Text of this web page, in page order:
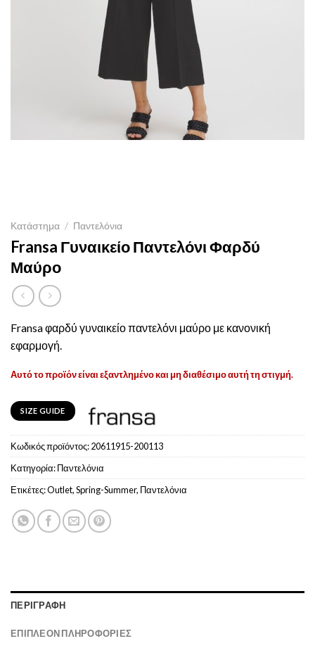
Κατάστημα / Παντελόνια
Fransa Γυναικείο Παντελόνι Φαρδύ
Μαύρο
Fransa φαρδύ γυναικείο παντελόνι μαύρο με κανονική
εφαρμογή.
Αυτό το προϊόν είναι εξαντλημένο και μη διαθέσιμο αυτή τη στιγμή.
SIZE GUIDE
Κωδικός προϊόντος:20611915-200113
Κατηγορία:Παντελόνια
Ετικέτες:Outlet,Spring-Summer, Παντελόνια
ΠΕΡΙΓΡΑΦΉ
ΕΠΙΠΛΈΟΝ ΠΛΗΡΟΦΟΡΊΕΣ